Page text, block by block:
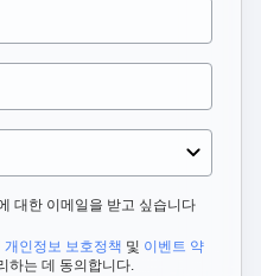
대한 이메일을 받고 싶습니다
개인정보 보호정책 및 이벤트 약
하는 데 동의합니다.